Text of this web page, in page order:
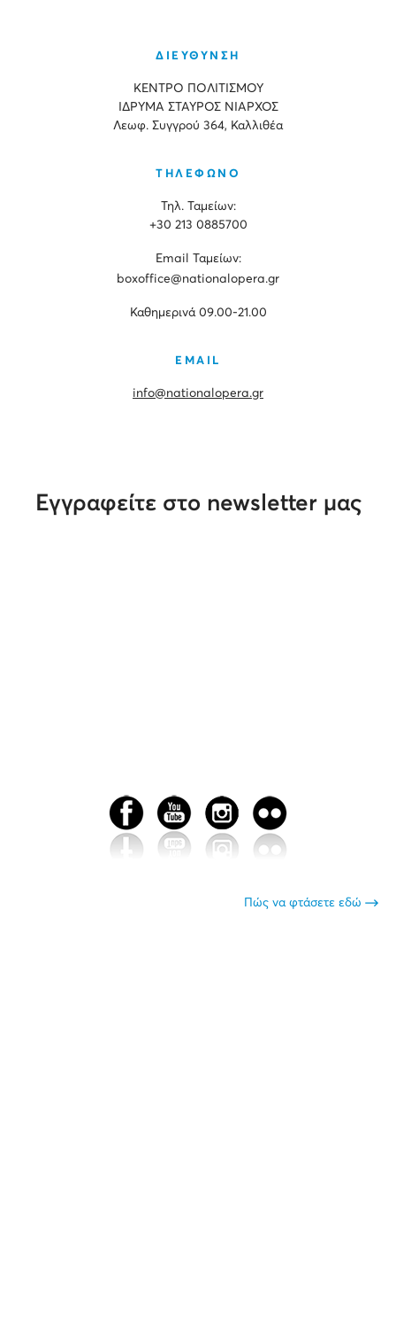
ΔΙΕΥΘΥΝΣΗ
ΚΕΝΤΡΟ ΠΟΛΙΤΙΣΜΟΥ
ΙΔΡΥΜΑ ΣΤΑΥΡΟΣ ΝΙΑΡΧΟΣ
Λεωφ. Συγγρού 364, Καλλιθέα
ΤΗΛΕΦΩΝΟ
Τηλ. Ταμείων:
+30 213 0885700
Εmail Ταμείων:
boxoffice@nationalopera.gr
Καθημερινά 09.00-21.00
EMAIL
info@nationalopera.gr
Εγγραφείτε στο newsletter μας
Πώς να φτάσετε εδώ